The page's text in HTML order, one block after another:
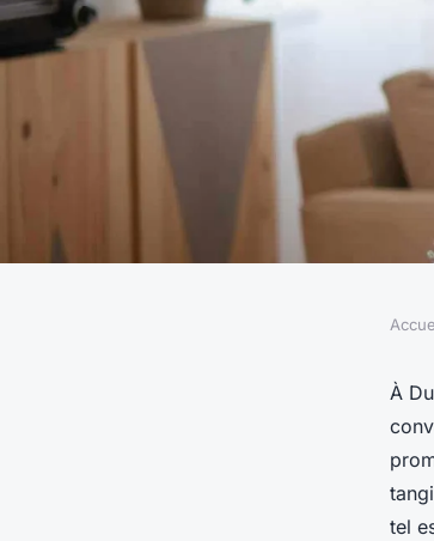
Trouvez votreÀ
tel